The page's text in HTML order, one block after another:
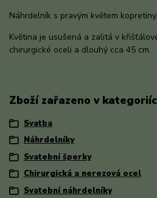
Náhrdelník s pravým květem kopretiny.
Květina je usušená a zalitá v
chirurgické oceli a dlouhý cca 45 cm.
Zboží zařazeno v
Svatba
Náhrdelníky
Svatební šperky
Chirurgická a nerezová ocel
Svatební náhrdelníky